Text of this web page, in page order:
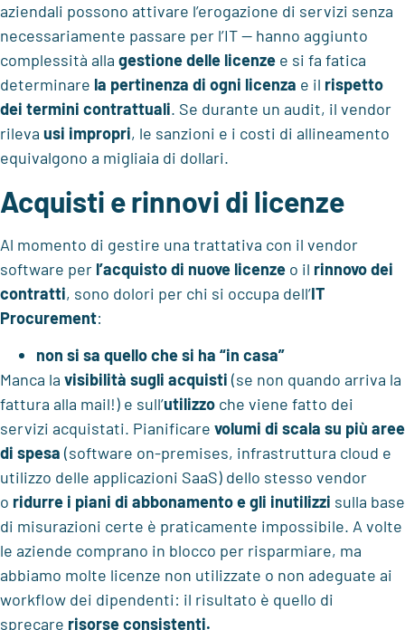
aziendali possono attivare l’erogazione di servizi senza
necessariamente passare per l’IT — hanno aggiunto
complessità alla gestione delle licenze e si fa fatica
determinare la pertinenza di ogni licenza e il rispetto
dei termini contrattuali. Se durante un audit, il vendor
rileva usi impropri, le sanzioni e i costi di allineamento
equivalgono a migliaia di dollari.
Acquisti e rinnovi di licenze
Al momento di gestire una trattativa con il vendor
software per l’acquisto di nuove licenze o il rinnovo dei
contratti, sono dolori per chi si occupa dell’IT
Procurement:
non si sa quello che si ha “in casa”
Manca la visibilità sugli acquisti (se non quando arriva la
fattura alla mail!) e sull’utilizzo che viene fatto dei
servizi acquistati. Pianificare volumi di scala su più aree
di spesa (software on-premises, infrastruttura cloud e
utilizzo delle applicazioni SaaS) dello stesso vendor
o ridurre i piani di abbonamento e gli inutilizzi sulla base
di misurazioni certe è praticamente impossibile. A volte
le aziende comprano in blocco per risparmiare, ma
abbiamo molte licenze non utilizzate o non adeguate ai
workflow dei dipendenti: il risultato è quello di
sprecare risorse consistenti.